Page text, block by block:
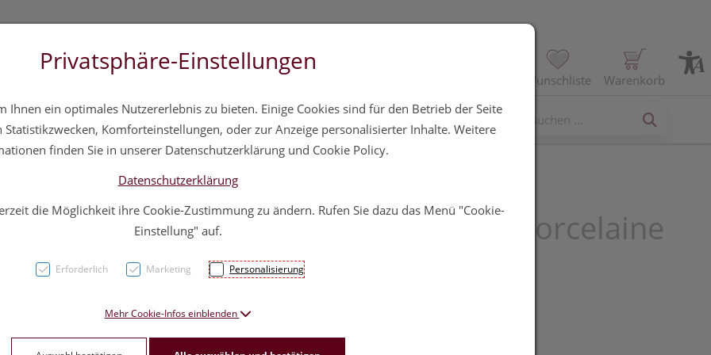
Wunschliste Warenkorb
Hautpflege Familie Nahrungsergänzung Diverses
Vitry Nagellacke : Porcelaine
4ml
7,60 EUR
Privatsphäre-Einstellungen
Ihnen ein optimales Nutzererlebnis zu bieten. Einige Cookies sind für den Betrieb der Seite
Komforteinstellungen, oder zur Anzeige personalisierter Inhalte. Weitere
finden Sie in unserer Datenschutzerklärung und Cookie Policy.
Datenschutzerklärung
die Möglichkeit ihre Cookie-Zustimmung zu ändern. Rufen Sie dazu das Menü "Cookie-
Einstellung" auf.
Erforderlich Marketing Personalisierung
Mehr Cookie-Infos einblenden